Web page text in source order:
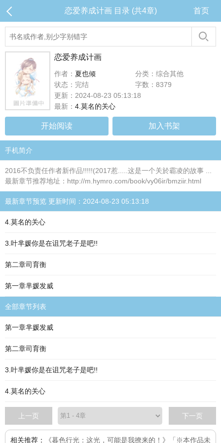
恋爱养成计画 目录 (共4章) 首页
恋爱养成计画
作者： 夏也倾
分类：综合其他
状态：完结
字数：8379
更新：2024-08-23 05:13:18
最新： 4.莫名的关心
开始阅读 加入书架
手机简介
2016不负责任作者新作品!!!!!(2017惹.....这是一个关於霸凌的故事 ...
最新章节推荐地址：http://m.hymro.com/book/vy06ir/bmziir.html
最新章节预览 更新时间：2024-08-23 05:13:18
4.莫名的关心
3.叶芈媛你是在诅咒老子是吧!!
第二章司育衡
第一章芈媛发威
全部章节列表
第一章芈媛发威
第二章司育衡
3.叶芈媛你是在诅咒老子是吧!!
4.莫名的关心
上一页 下一页
相关推荐： 《暮色行光：这光，可能是我撩来的！》「※本作品未